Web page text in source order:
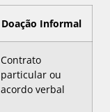
Doação Informal
Contrato
particular ou
acordo verbal